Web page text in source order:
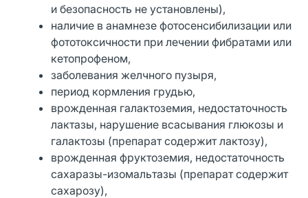
и безопасность не установлены),
наличие в анамнезе фотосенсибилизации или
фототоксичности при лечении фибратами или
кетопрофеном,
заболевания желчного пузыря,
период кормления грудью,
врожденная галактоземия, недостаточность
лактазы, нарушение всасывания глюкозы и
галактозы (препарат содержит лактозу),
врожденная фруктоземия, недостаточность
сахаразы-изомальтазы (препарат содержит
сахарозу),